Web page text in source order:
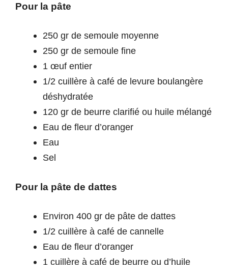
Pour la pâte
250 gr de semoule moyenne
250 gr de semoule fine
1 œuf entier
1/2 cuillère à café de levure boulangère
déshydratée
120 gr de beurre clarifié ou huile mélangé
Eau de fleur d’oranger
Eau
Sel
Pour la pâte de dattes
Environ 400 gr de pâte de dattes
1/2 cuillère à café de cannelle
Eau de fleur d’oranger
1 cuillère à café de beurre ou d’huile